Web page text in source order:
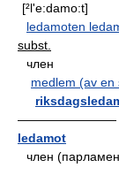
[²l'e:damo:t]
ledamoten
subst.
член
medlem (av en
————————
ledamot
член